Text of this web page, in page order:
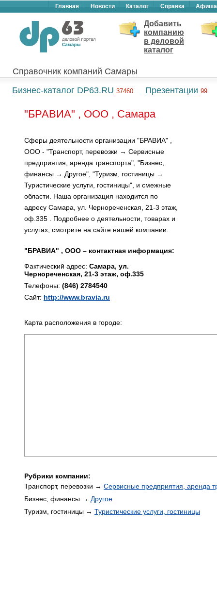
Главная Новости Каталог Справка Афиша
Добавить
компанию
в деловой
каталог
Справочник компаний Самары
Бизнес-каталог DP63.RU 37460 Презентации 99
"БРАВИА" , ООО , Самара
Сферы деятельности организации "БРАВИА" ,
ООО - "Транспорт, перевозки → Сервисные
предприятия, аренда транспорта", "Бизнес,
финансы → Другое", "Туризм, гостиницы →
Туристические услуги, гостиницы", и смежные
области. Наша организация находится по
адресу Самара, ул. Чернореченская, 21-3 этаж,
оф.335 . Подробнее о деятельности, товарах и
услугах, смотрите на сайте нашей компании.
"БРАВИА" , ООО – контактная информация:
Фактический адрес: Самара, ул.
Чернореченская, 21-3 этаж, оф.335
Телефоны: (846) 2784540
Сайт: http://www.bravia.ru
Карта расположения в городе:
Рубрики компании:
Транспорт, перевозки → Сервисные предприятия, аренда
Бизнес, финансы → Другое
Туризм, гостиницы → Туристические услуги, гостиницы